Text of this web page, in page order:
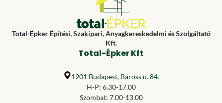
Total-Épker Építési, Szakipari, Anyagkereskedelmi és Szolgáltató
Kft.
Total-Épker Kft
1201 Budapest, Baross u. 84.
H-P: 6.30-17.00
Szombat: 7.00-13.00